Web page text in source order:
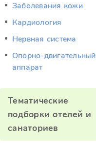
Заболевания кожи
Кардиология
Нервная система
Опорно-двигательный
аппарат
Тематические
подборки отелей и
санаториев